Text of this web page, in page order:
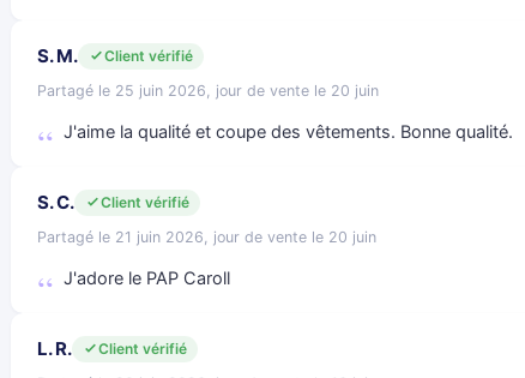
S. M.
Client vérifié
Partagé le 25 juin 2026, jour de vente le 20 juin
J'aime la qualité et coupe des vêtements. Bonne qualité.
S. C.
Client vérifié
Partagé le 21 juin 2026, jour de vente le 20 juin
J'adore le PAP Caroll
L. R.
Client vérifié